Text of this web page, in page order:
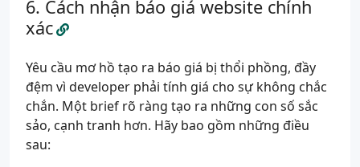
Cách nhận báo giá website chính
xác
Yêu cầu mơ hồ tạo ra báo giá bị thổi phồng, đầy
đệm vì developer phải tính giá cho sự không chắc
chắn. Một brief rõ ràng tạo ra những con số sắc
sảo, cạnh tranh hơn. Hãy bao gồm những điều
sau: